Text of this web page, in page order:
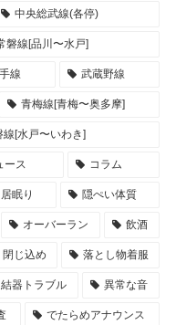
中央総武線(各停)
磐線[品川〜水戸]
線 武蔵野線
青梅線[青梅〜奥多摩]
線[水戸〜いわき]
ース コラム
居眠り 隠ぺい体質
オーバーラン 飲酒
閉じ込め 落とし物着服
器トラブル 異常な音
でたらめアナウンス